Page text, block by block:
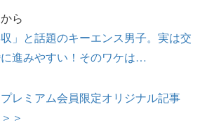
ら
」と話題のキーエンス男子。実は交
進みやすい！そのワケは…
レミアム会員限定オリジナル記事
＞